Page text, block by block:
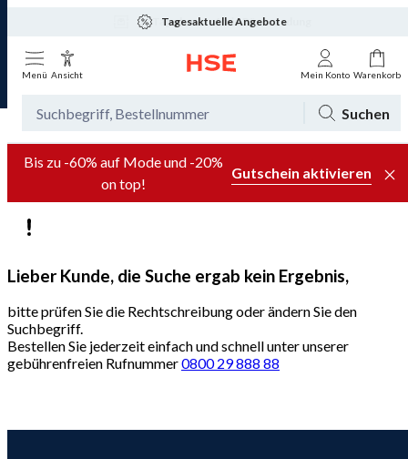
Tagesaktuelle Angebote
Menü Ansicht Mein Konto Warenkorb
Suchen
Bis zu -60% auf Mode und -20%
on top!
Gutschein aktivieren
Lieber Kunde, die Suche ergab kein Ergebnis,
bitte prüfen Sie die Rechtschreibung oder ändern Sie den
Suchbegriff.
Bestellen Sie jederzeit einfach und schnell unter unserer
gebührenfreien Rufnummer0800 29 888 88